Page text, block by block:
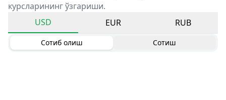
курсларининг ўзгариши.
USD
EUR RUB
Сотиб олиш Сотиш